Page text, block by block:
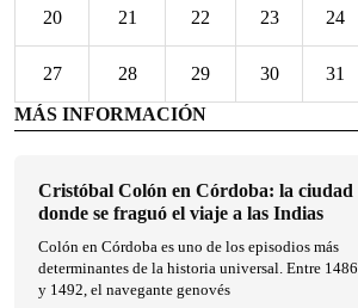
20 21 22 23 24
27 28 29 30
31
MÁS INFORMACIÓN
Cristóbal Colón en Córdoba: la ciudad
donde se fraguó el viaje a las Indias
Colón en Córdoba es uno de los episodios más
determinantes de la historia universal. Entre 1486
y 1492, el navegante genovés